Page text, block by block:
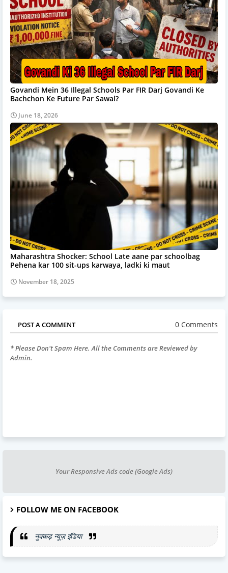
Govandi Mein 36 Illegal Schools Par FIR Darj Govandi Ke
Bachchon Ke Future Par Sawal?
June 18, 2026
Maharashtra Shocker: School Late aane par schoolbag
Pehena kar 100 sit-ups karwaya, ladki ki maut
November 18, 2025
POST A COMMENT 0 Comments
* Please Don't Spam Here. All the Comments are Reviewed by
Admin.
Your Responsive Ads code (Google Ads)
FOLLOW ME ON FACEBOOK
नुक्कड़ न्यूज़ इंडिया